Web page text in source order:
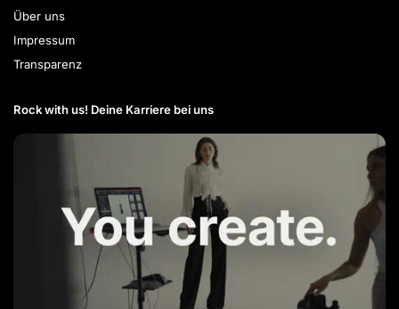
Über uns
Impressum
Transparenz
Rock with us! Deine Karriere bei uns​